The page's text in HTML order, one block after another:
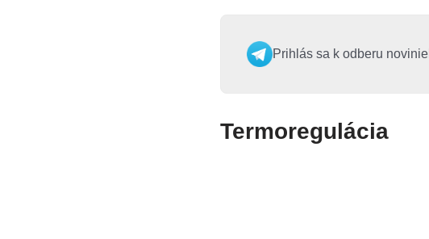
Prihlás sa k odberu
Termoregulácia